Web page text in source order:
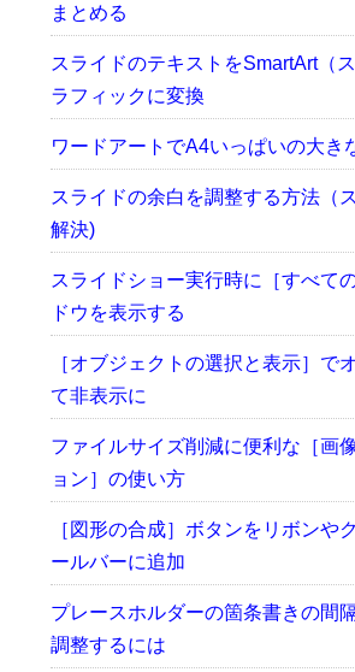
まとめる
スライドのテキストをSmartArt（
ラフィックに変換
ワードアートでA4いっぱいの大き
スライドの余白を調整する方法（
解決)
スライドショー実行時に［すべて
ドウを表示する
［オブジェクトの選択と表示］で
て非表示に
ファイルサイズ削減に便利な［画
ョン］の使い方
［図形の合成］ボタンをリボンや
ールバーに追加
プレースホルダーの箇条書きの間
調整するには